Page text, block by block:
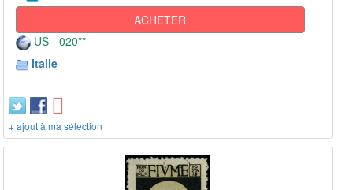
ACHETER
US - 020**
Italie
+ ajout à ma sélection